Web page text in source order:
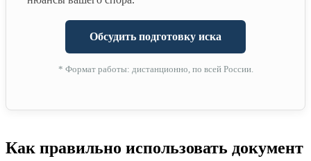
Обсудить подготовку иска
* Формат работы: дистанционно, по всей России.
Как правильно использовать документ